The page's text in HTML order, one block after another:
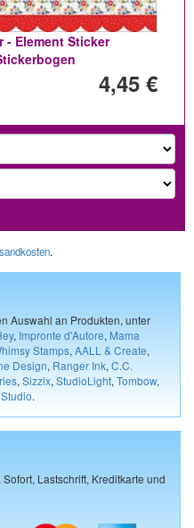
- Element Sticker
4,45 €
.
Auswahl an Produkten, unter
, Impronte d'Autore, Mama
Stamps, AALL & Create,
Design, Ranger Ink, C.C.
, Sizzix, StudioLight, Tombow,
.
Lastschrift, Kreditkarte und